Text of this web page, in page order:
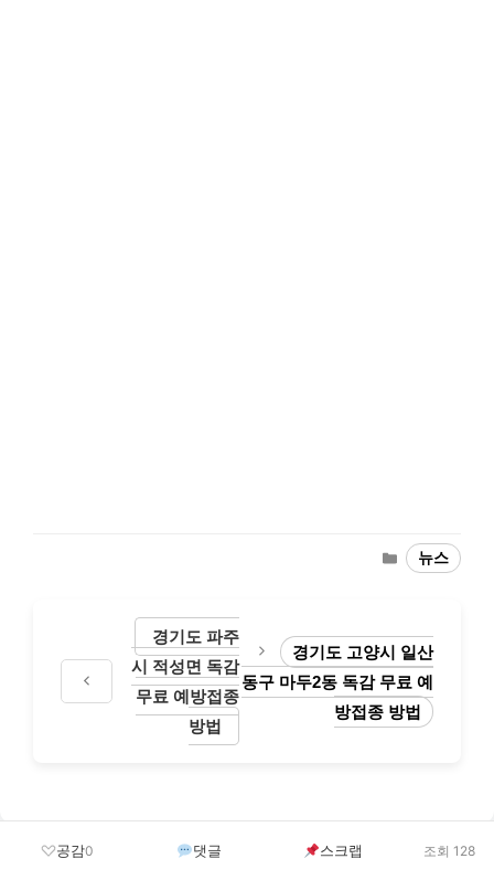
Categories
뉴스
경기도 파주
시 적성면 독감
무료 예방접종
방법
경기도 고양시 일산
동구 마두2동 독감 무료 예
방접종 방법
공감0 댓글 스크랩 조회 128